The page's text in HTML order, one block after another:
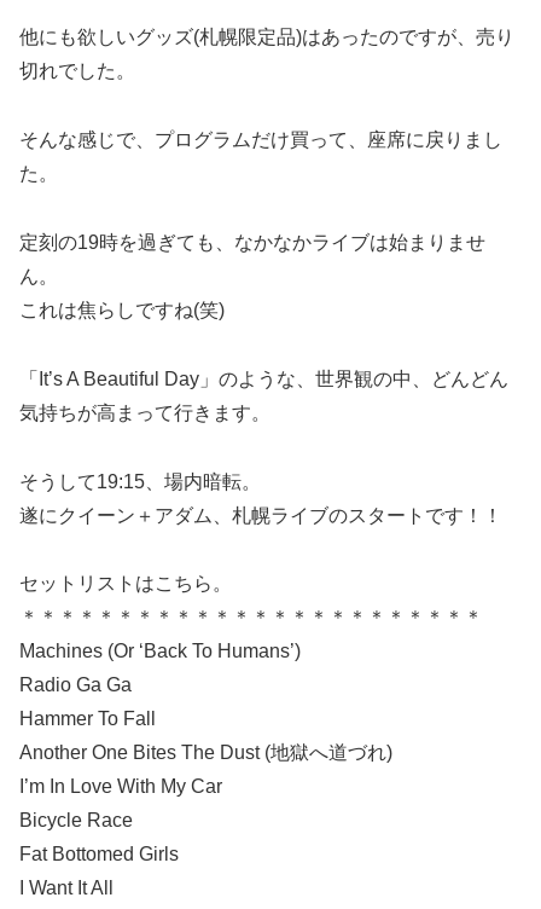
他にも欲しいグッズ(札幌限定品)はあったのですが、売り
切れでした。
そんな感じで、プログラムだけ買って、座席に戻りまし
た。
定刻の19時を過ぎても、なかなかライブは始まりませ
ん。
これは焦らしですね(笑)
「It’s A Beautiful Day」のような、世界観の中、どんどん
気持ちが高まって行きます。
そうして19:15、場内暗転。
遂にクイーン＋アダム、札幌ライブのスタートです！！
セットリストはこちら。
＊＊＊＊＊＊＊＊＊＊＊＊＊＊＊＊＊＊＊＊＊＊＊＊
Machines (Or ‘Back To Humans’)
Radio Ga Ga
Hammer To Fall
Another One Bites The Dust (地獄へ道づれ)
I’m In Love With My Car
Bicycle Race
Fat Bottomed Girls
I Want It All